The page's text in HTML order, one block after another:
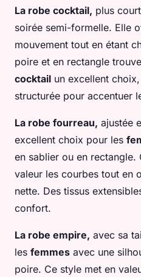
La robe cocktail, plus
soirée semi-formelle. Elle
mouvement tout en étant
poire et en rectangle
cocktail un excellent
structurée pour accentuer
La robe fourreau, ajustée
excellent choix pour les
en sablier ou en
valeur les courbes tout en
nette. Des tissus
confort.
La robe empire, avec sa
les femmes avec une
poire. Ce style met en